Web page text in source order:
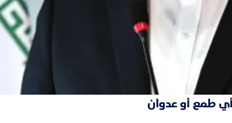
طمع أو عدوان